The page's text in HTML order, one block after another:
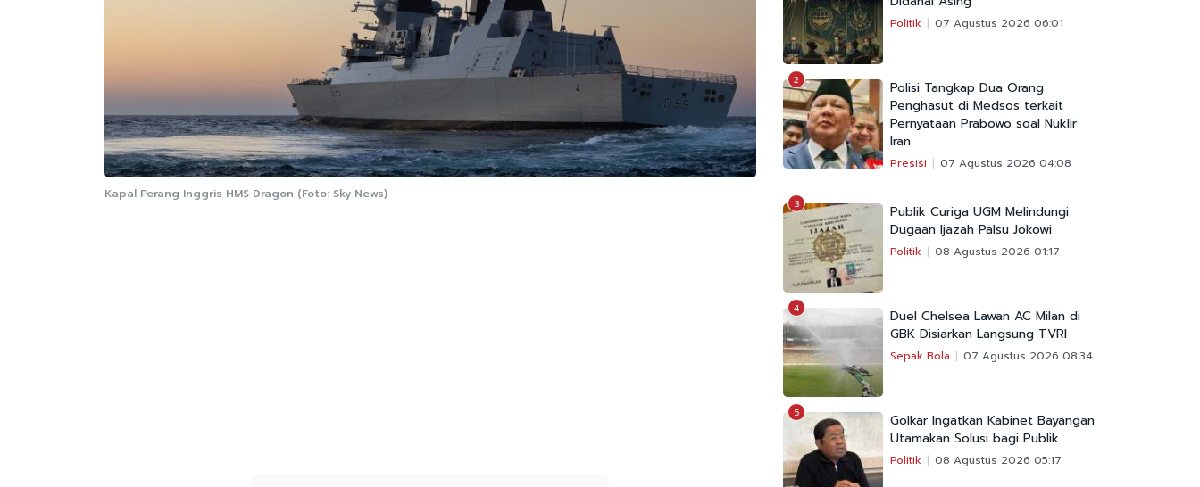
Kapal Perang Inggris HMS Dragon (Foto: Sky News)
Politik 07 Agustus 2026 06:01
2
Polisi Tangkap Dua Orang
Penghasut di Medsos terkait
Pernyataan Prabowo soal Nuklir
Iran
Presisi 07 Agustus 2026 04:08
3
Publik Curiga UGM Melindungi
Dugaan Ijazah Palsu Jokowi
Politik 08 Agustus 2026 01:17
4
Duel Chelsea Lawan AC Milan di
GBK Disiarkan Langsung TVRI
Sepak Bola 07 Agustus 2026 08:34
5
Golkar Ingatkan Kabinet Bayangan
Utamakan Solusi bagi Publik
Politik 08 Agustus 2026 05:17